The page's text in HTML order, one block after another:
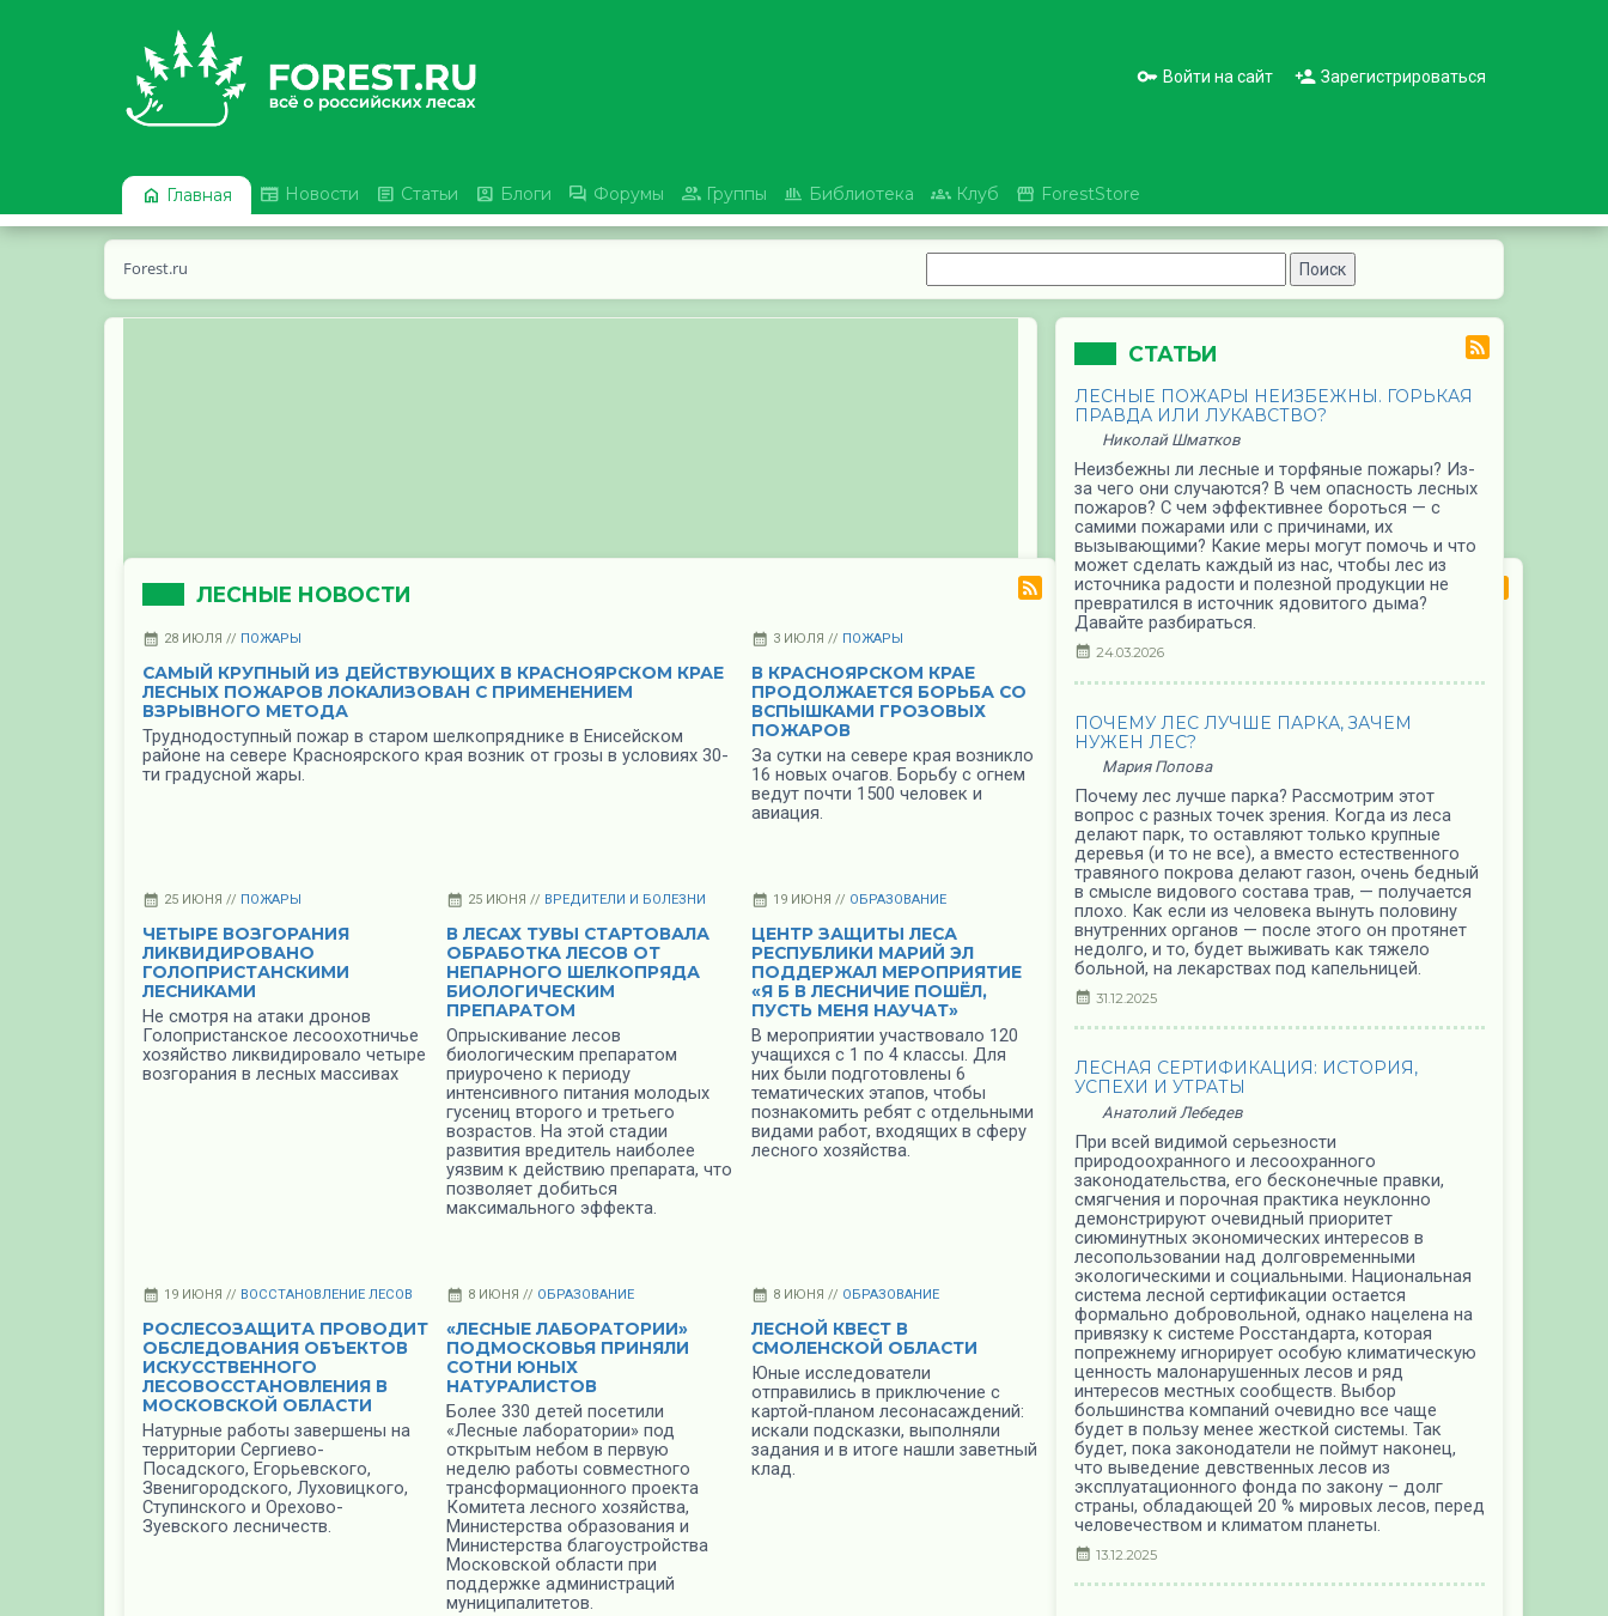
Войти на сайт Зарегистрироваться
 Главная  Новости  Статьи  Блоги  Форумы  Группы  Библиотека  Клуб  ForestStore
Forest.ru
ЛЕСНЫЕ НОВОСТИ
28 ИЮЛЯ // ПОЖАРЫ
САМЫЙ КРУПНЫЙ ИЗ ДЕЙСТВУЮЩИХ В КРАСНОЯРСКОМ КРАЕ
ЛЕСНЫХ ПОЖАРОВ ЛОКАЛИЗОВАН С ПРИМЕНЕНИЕМ
ВЗРЫВНОГО МЕТОДА
Труднодоступный пожар в старом шелкопряднике в Енисейском
районе на севере Красноярского края возник от грозы в условиях 30-
ти градусной жары.
3 ИЮЛЯ // ПОЖАРЫ
В КРАСНОЯРСКОМ КРАЕ
ПРОДОЛЖАЕТСЯ БОРЬБА СО
ВСПЫШКАМИ ГРОЗОВЫХ
ПОЖАРОВ
За сутки на севере края возникло
16 новых очагов. Борьбу с огнем
ведут почти 1500 человек и
авиация.
25 ИЮНЯ // ПОЖАРЫ
ЧЕТЫРЕ ВОЗГОРАНИЯ
ЛИКВИДИРОВАНО
ГОЛОПРИСТАНСКИМИ
ЛЕСНИКАМИ
Не смотря на атаки дронов
Голопристанское лесоохотничье
хозяйство ликвидировало четыре
возгорания в лесных массивах
25 ИЮНЯ // ВРЕДИТЕЛИ И БОЛЕЗНИ
В ЛЕСАХ ТУВЫ СТАРТОВАЛА
ОБРАБОТКА ЛЕСОВ ОТ
НЕПАРНОГО ШЕЛКОПРЯДА
БИОЛОГИЧЕСКИМ
ПРЕПАРАТОМ
Опрыскивание лесов
биологическим препаратом
приурочено к периоду
интенсивного питания молодых
гусениц второго и третьего
возрастов. На этой стадии
развития вредитель наиболее
уязвим к действию препарата, что
позволяет добиться
максимального эффекта.
19 ИЮНЯ // ОБРАЗОВАНИЕ
ЦЕНТР ЗАЩИТЫ ЛЕСА
РЕСПУБЛИКИ МАРИЙ ЭЛ
ПОДДЕРЖАЛ МЕРОПРИЯТИЕ
«Я Б В ЛЕСНИЧИЕ ПОШЁЛ,
ПУСТЬ МЕНЯ НАУЧАТ»
В мероприятии участвовало 120
учащихся с 1 по 4 классы. Для
них были подготовлены 6
тематических этапов, чтобы
познакомить ребят с отдельными
видами работ, входящих в сферу
лесного хозяйства.
19 ИЮНЯ // ВОССТАНОВЛЕНИЕ ЛЕСОВ
РОСЛЕСОЗАЩИТА ПРОВОДИТ
ОБСЛЕДОВАНИЯ ОБЪЕКТОВ
ИСКУССТВЕННОГО
ЛЕСОВОССТАНОВЛЕНИЯ В
МОСКОВСКОЙ ОБЛАСТИ
Натурные работы завершены на
территории Сергиево-
Посадcкого, Егорьевского,
Звенигородского, Луховицкого,
Ступинского и Орехово-
Зуевского лесничеств.
8 ИЮНЯ // ОБРАЗОВАНИЕ
«ЛЕСНЫЕ ЛАБОРАТОРИИ»
ПОДМОСКОВЬЯ ПРИНЯЛИ
СОТНИ ЮНЫХ
НАТУРАЛИСТОВ
Более 330 детей посетили
«Лесные лаборатории» под
открытым небом в первую
неделю работы совместного
трансформационного проекта
Комитета лесного хозяйства,
Министерства образования и
Министерства благоустройства
Московской области при
поддержке администраций
муниципалитетов.
8 ИЮНЯ // ОБРАЗОВАНИЕ
ЛЕСНОЙ КВЕСТ В
СМОЛЕНСКОЙ ОБЛАСТИ
Юные исследователи
отправились в приключение с
картой‑планом лесонасаждений:
искали подсказки, выполняли
задания и в итоге нашли заветный
клад.
СТАТЬИ
ЛЕСНЫЕ ПОЖАРЫ НЕИЗБЕЖНЫ. ГОРЬКАЯ
ПРАВДА ИЛИ ЛУКАВСТВО?
Николай Шматков
за чего они случаются? В чем опасность лесных
пожаров? С чем эффективнее бороться — с
самими пожарами или с причинами, их
вызывающими? Какие меры могут помочь и что
может сделать каждый из нас, чтобы лес из
источника радости и полезной продукции не
превратился в источник ядовитого дыма?
Давайте разбираться.
24.03.2026
ПОЧЕМУ ЛЕС ЛУЧШЕ ПАРКА, ЗАЧЕМ
НУЖЕН ЛЕС?
Мария Попова
Почему лес лучше парка? Рассмотрим этот
вопрос с разных точек зрения. Когда из леса
делают парк, то оставляют только крупные
деревья (и то не все), а вместо естественного
травяного покрова делают газон, очень бедный
в смысле видового состава трав, — получается
плохо. Как если из человека вынуть половину
внутренних органов — после этого он протянет
недолго, и то, будет выживать как тяжело
больной, на лекарствах под капельницей.
31.12.2025
ЛЕСНАЯ СЕРТИФИКАЦИЯ: ИСТОРИЯ,
УСПЕХИ И УТРАТЫ
Анатолий Лебедев
При всей видимой серьезности
природоохранного и лесоохранного
законодательства, его бесконечные правки,
смягчения и порочная практика неуклонно
демонстрируют очевидный приоритет
сиюминутных экономических интересов в
лесопользовании над долговременными
экологическими и социальными. Национальная
система лесной сертификации остается
формально добровольной, однако нацелена на
попрежнему игнорирует особую климатическую
СТАТЬИ
ЛЕСНЫЕ ПОЖАРЫ НЕИЗБЕЖНЫ. ГОРЬКАЯ
ПРАВДА ИЛИ ЛУКАВСТВО?
Николай Шматков
Неизбежны ли лесные и торфяные пожары? Из-
за чего они случаются? В чем опасность лесных
пожаров? С чем эффективнее бороться — с
самими пожарами или с причинами, их
вызывающими? Какие меры могут помочь и что
может сделать каждый из нас, чтобы лес из
источника радости и полезной продукции не
превратился в источник ядовитого дыма?
Давайте разбираться.
24.03.2026
ПОЧЕМУ ЛЕС ЛУЧШЕ ПАРКА, ЗАЧЕМ
НУЖЕН ЛЕС?
Мария Попова
Почему лес лучше парка? Рассмотрим этот
вопрос с разных точек зрения. Когда из леса
делают парк, то оставляют только крупные
деревья (и то не все), а вместо естественного
травяного покрова делают газон, очень бедный
в смысле видового состава трав, — получается
плохо. Как если из человека вынуть половину
внутренних органов — после этого он протянет
недолго, и то, будет выживать как тяжело
больной, на лекарствах под капельницей.
31.12.2025
ЛЕСНАЯ СЕРТИФИКАЦИЯ: ИСТОРИЯ,
УСПЕХИ И УТРАТЫ
Анатолий Лебедев
При всей видимой серьезности
природоохранного и лесоохранного
законодательства, его бесконечные правки,
смягчения и порочная практика неуклонно
демонстрируют очевидный приоритет
сиюминутных экономических интересов в
лесопользовании над долговременными
экологическими и социальными. Национальная
система лесной сертификации остается
формально добровольной, однако нацелена на
привязку к системе Росстандарта, которая
попрежнему игнорирует особую климатическую
ценность малонарушенных лесов и ряд
интересов местных сообществ. Выбор
большинства компаний очевидно все чаще
будет в пользу менее жесткой системы. Так
будет, пока законодатели не поймут наконец,
что выведение девственных лесов из
эксплуатационного фонда по закону – долг
страны, обладающей 20 % мировых лесов, перед
человечеством и климатом планеты.
13.12.2025